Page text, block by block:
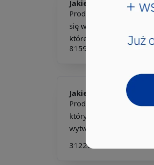
Jakie pkd -
Producent
Producent włóknin to
się wytwarzaniem
które znajdują s...
815901
Jakie pkd -
Producent
Producent przędzy
który odgrywa kluczową
wytwarzania przędzy...
312209